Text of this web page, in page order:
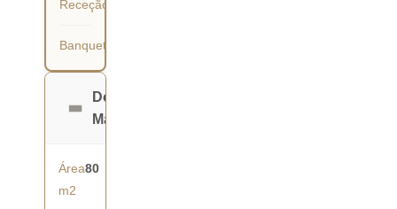
Receção
Banquete
Dona
Maria
Área
m2
80